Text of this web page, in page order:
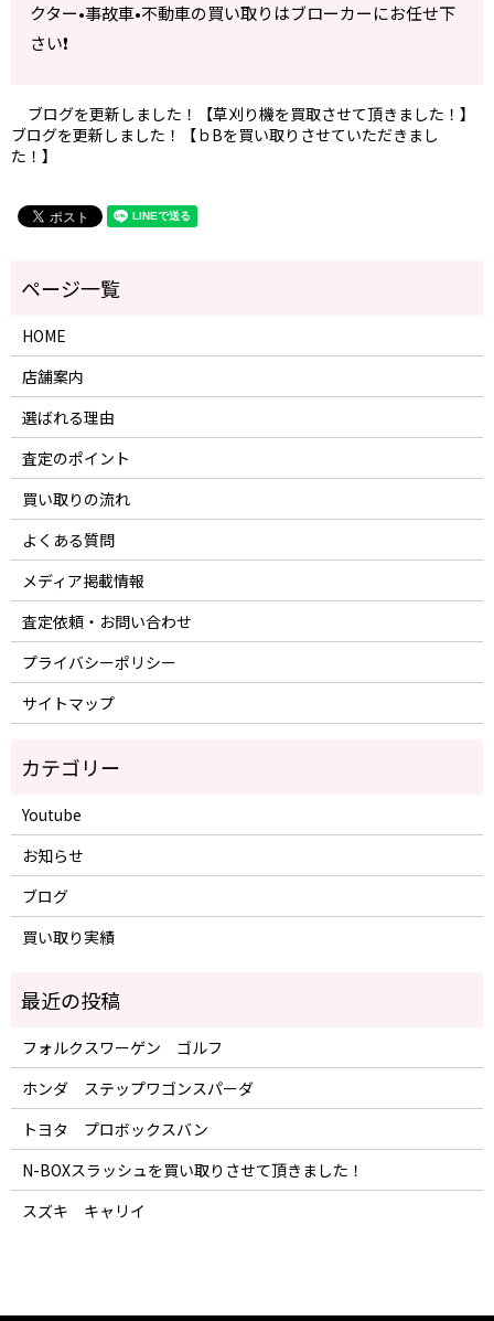
クター•事故車•不動車の買い取りはブローカーにお任せ下
さい❗️
ブログを更新しました！【草刈り機を買取させて頂きました！】
ブログを更新しました！【ｂBを買い取りさせていただきまし
た！】
HOME
店舗案内
選ばれる理由
査定のポイント
買い取りの流れ
よくある質問
メディア掲載情報
査定依頼・お問い合わせ
プライバシーポリシー
サイトマップ
Youtube
お知らせ
ブログ
買い取り実績
フォルクスワーゲン ゴルフ
ホンダ ステップワゴンスパーダ
トヨタ プロボックスバン
N-BOXスラッシュを買い取りさせて頂きました！
スズキ キャリイ